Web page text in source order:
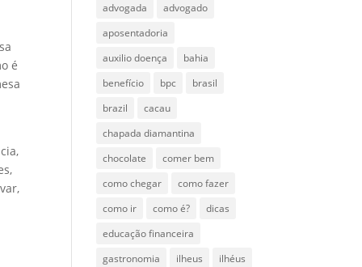
é
advogada
advogado
aposentadoria
auxilio doença
bahia
benefício
bpc
brasil
brazil
cacau
chapada diamantina
chocolate
comer bem
como chegar
como fazer
como ir
como é?
dicas
educação financeira
gastronomia
ilheus
ilhéus